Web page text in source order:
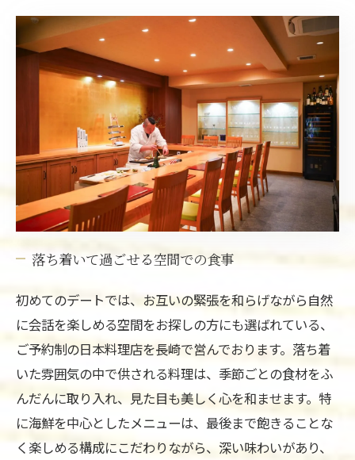
落ち着いて過ごせる空間での食事
初めてのデートでは、お互いの緊張を和らげながら自然
に会話を楽しめる空間をお探しの方にも選ばれている、
ご予約制の日本料理店を長崎で営んでおります。落ち着
いた雰囲気の中で供される料理は、季節ごとの食材をふ
んだんに取り入れ、見た目も美しく心を和ませます。特
に海鮮を中心としたメニューは、最後まで飽きることな
く楽しめる構成にこだわりながら、深い味わいがあり、